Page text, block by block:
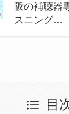
阪の補聴器
スニング…
目